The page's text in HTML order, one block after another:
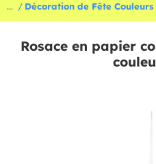
... Décoration de Fête Couleurs
Rosace en papier